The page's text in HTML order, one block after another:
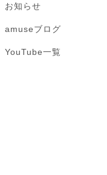
お知らせ
amuseブログ
YouTube一覧